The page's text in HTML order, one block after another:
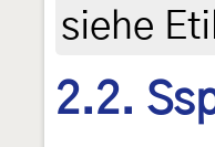
siehe
2.2.